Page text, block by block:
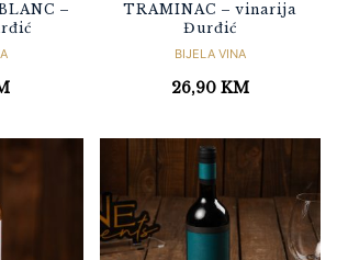
–
TRAMINAC – vinarija
Đurđić
BIJELA VINA
26,90 KM